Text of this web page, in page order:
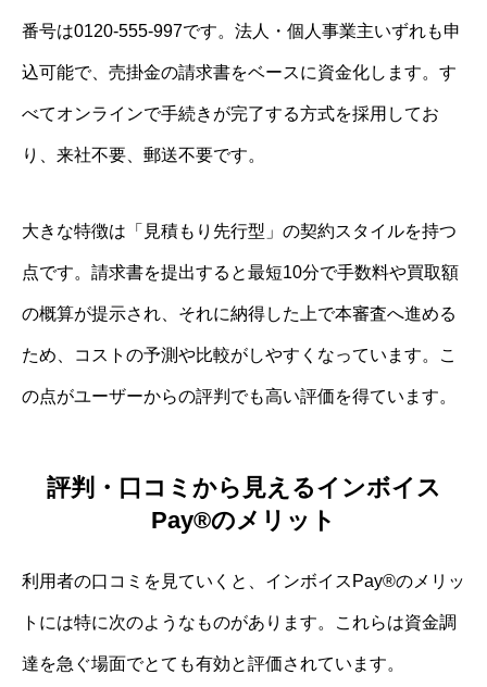
番号は0120-555-997です。法人・個人事業主いずれも申
込可能で、売掛金の請求書をベースに資金化します。す
べてオンラインで手続きが完了する方式を採用してお
り、来社不要、郵送不要です。
大きな特徴は「見積もり先行型」の契約スタイルを持つ
点です。請求書を提出すると最短10分で手数料や買取額
の概算が提示され、それに納得した上で本審査へ進める
ため、コストの予測や比較がしやすくなっています。こ
の点がユーザーからの評判でも高い評価を得ています。
評判・口コミから見えるインボイス
Pay®のメリット
利用者の口コミを見ていくと、インボイスPay®のメリッ
トには特に次のようなものがあります。これらは資金調
達を急ぐ場面でとても有効と評価されています。